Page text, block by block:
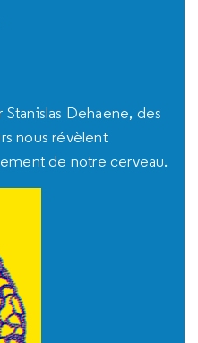
Dehaene, des
nous révèlent
de notre cerveau.